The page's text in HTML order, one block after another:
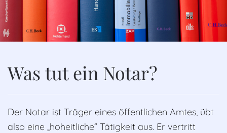
Was tut ein Notar?
Der Notar ist Träger eines öffentlichen Amtes, übt
also eine „hoheitliche“ Tätigkeit aus. Er vertritt